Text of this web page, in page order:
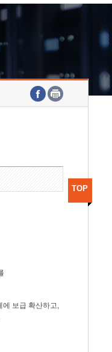
고객헌장
무연락처
에 보급 확산하고,
TOP